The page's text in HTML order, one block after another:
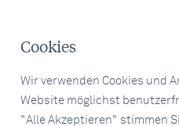
Cookies
Wir verwenden Cookies und
Website möglichst
"Alle Akzeptieren" stimmen